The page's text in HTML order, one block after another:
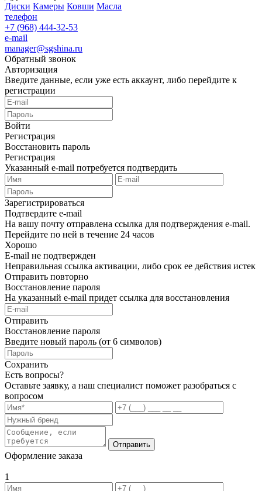
Диски Камеры Ковши Масла
телефон
+7 (968) 444-32-53
e-mail
manager@sgshina.ru
Обратный звонок
Авторизация
Введите данные, если уже есть аккаунт, либо перейдите к
регистрации
Войти
Регистрация
Восстановить пароль
Регистрация
Указанный e-mail потребуется подтвердить
Зарегистрироваться
Подтвердите e-mail
На вашу почту отправлена ссылка для подтверждения e-mail.
Перейдите по ней в течение 24 часов
Хорошо
E-mail не подтвержден
Неправильная ссылка активации, либо срок ее действия истек
Отправить повторно
Восстановление пароля
На указанный e-mail придет ссылка для восстановления
Отправить
Восстановление пароля
Введите новый пароль (от 6 символов)
Сохранить
Есть вопросы?
Оставьте заявку, а наш специалист поможет разобраться с
вопросом
Отправить
Оформление заказа
1